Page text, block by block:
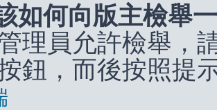
如何向版主檢舉
理員允許檢舉，
鈕，而後按照提